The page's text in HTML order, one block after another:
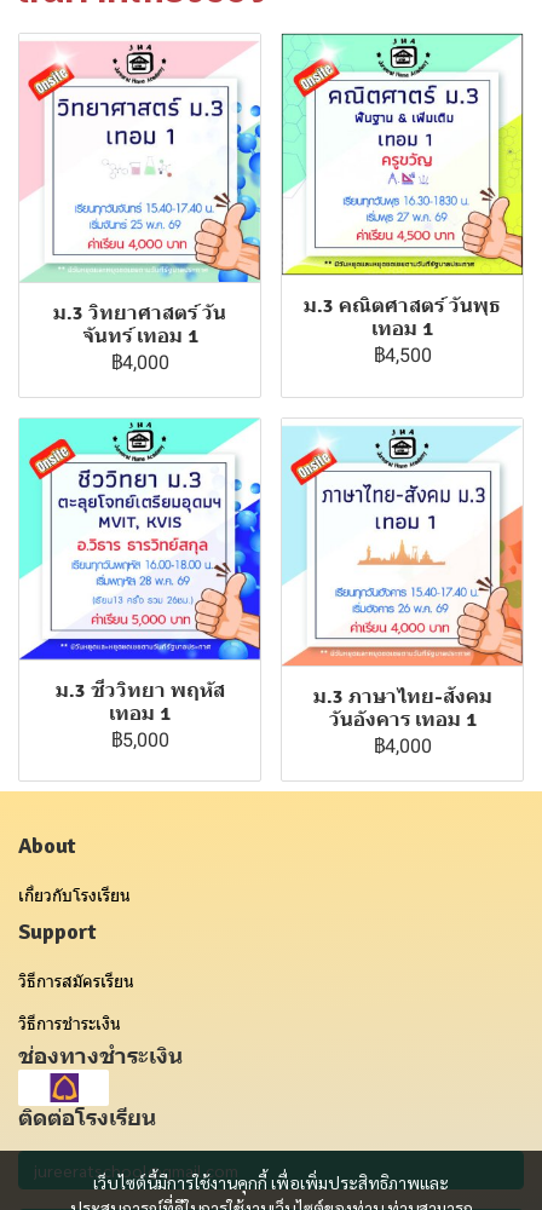
ม.3 วิทยาศาสตร์ วัน
จันทร์ เทอม 1
฿4,000
ม.3 คณิตศาสตร์ วันพุธ
เทอม 1
฿4,500
ม.3 ชีววิทยา พฤหัส
เทอม 1
฿5,000
ม.3 ภาษาไทย-สังคม
วันอังคาร เทอม 1
฿4,000
เว็บไซต์นี้มีการใช้งานคุกกี้ เพื่อเพิ่มประสิทธิภาพและ
About
เกี่ยวกับโรงเรียน
Support
วิธีการสมัครเรียน
วิธีการชำระเงิน
ช่องทางชำระเงิน
ติดต่อโรงเรียน